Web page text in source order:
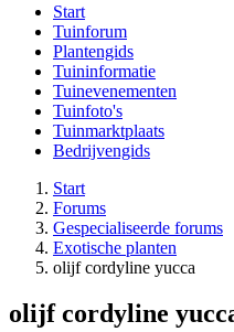
Start
Tuinforum
Plantengids
Tuininformatie
Tuinevenementen
Tuinfoto's
Tuinmarktplaats
Bedrijvengids
Start
Forums
Gespecialiseerde forums
Exotische planten
olijf cordyline yucca
olijf cordyline